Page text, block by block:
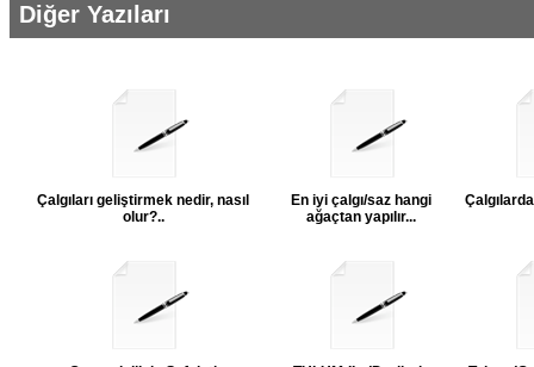
Diğer Yazıları
Çalgıları geliştirmek nedir, nasıl
olur?..
En iyi çalgı/saz hangi
ağaçtan yapılır...